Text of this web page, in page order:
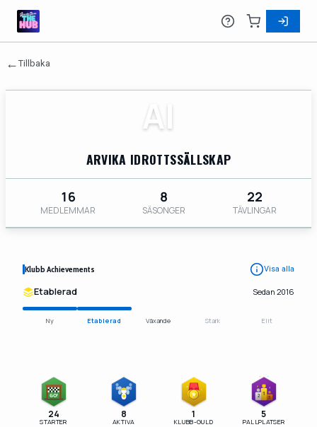
←Tillbaka
AI
ARVIKA IDROTTSSÄLLSKAP
16
MEDLEMMAR
8
SÄSONGER
22
TÄVLINGAR
Klubb Achievements Visa alla
Etablerad Sedan 2016
Ny Etablerad Växande Stark Elit
GO!
24
STARTER
8
AKTIVA
1
KLUBB-GULD
2 1
3
5
PALLPLATSER